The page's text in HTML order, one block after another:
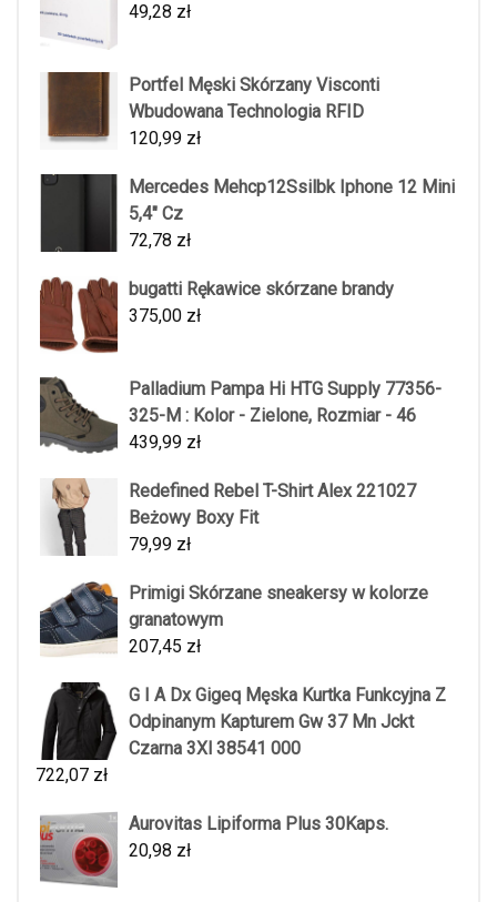
49,28 zł
Portfel Męski Skórzany Visconti
Wbudowana Technologia RFID
120,99 zł
Mercedes Mehcp12Ssilbk Iphone 12 Mini
5,4" Cz
72,78 zł
bugatti Rękawice skórzane brandy
375,00 zł
Palladium Pampa Hi HTG Supply 77356-
325-M : Kolor - Zielone, Rozmiar - 46
439,99 zł
Redefined Rebel T-Shirt Alex 221027
Beżowy Boxy Fit
79,99 zł
Primigi Skórzane sneakersy w kolorze
granatowym
207,45 zł
G I A Dx Gigeq Męska Kurtka Funkcyjna Z
Odpinanym Kapturem Gw 37 Mn Jckt
Czarna 3Xl 38541 000
722,07 zł
Aurovitas Lipiforma Plus 30Kaps.
20,98 zł